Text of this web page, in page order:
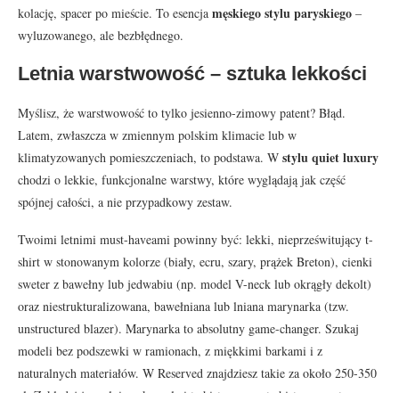
kolację, spacer po mieście. To esencja męskiego stylu paryskiego –
wyluzowanego, ale bezbłędnego.
Letnia warstwowość – sztuka lekkości
Myślisz, że warstwowość to tylko jesienno-zimowy patent? Błąd.
Latem, zwłaszcza w zmiennym polskim klimacie lub w
klimatyzowanych pomieszczeniach, to podstawa. W stylu quiet luxury
chodzi o lekkie, funkcjonalne warstwy, które wyglądają jak część
spójnej całości, a nie przypadkowy zestaw.
Twoimi letnimi must-haveami powinny być: lekki, nieprześwitujący t-
shirt w stonowanym kolorze (biały, ecru, szary, prążek Breton), cienki
sweter z bawełny lub jedwabiu (np. model V-neck lub okrągły dekolt)
oraz niestrukturalizowana, bawełniana lub lniana marynarka (tzw.
unstructured blazer). Marynarka to absolutny game-changer. Szukaj
modeli bez podszewki w ramionach, z miękkimi barkami i z
naturalnych materiałów. W Reserved znajdziesz takie za około 250-350